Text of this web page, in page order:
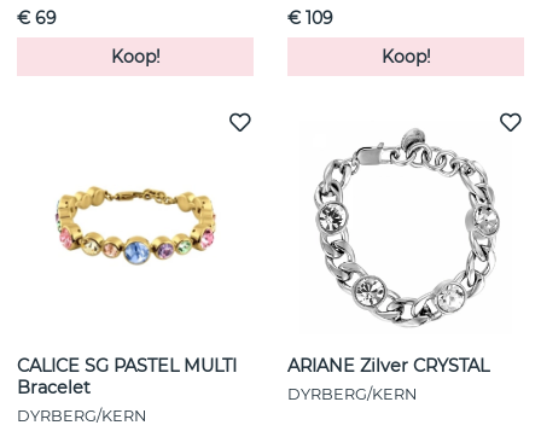
€ 69
Koop!
€ 109
Koop!
CALICE SG PASTEL MULTI
Bracelet
DYRBERG/KERN
ARIANE Zilver CRYSTAL
DYRBERG/KERN